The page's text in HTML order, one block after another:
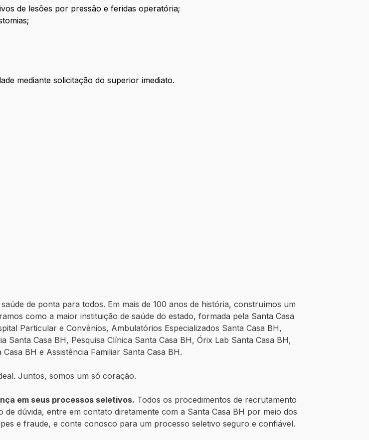
de lesões por pressão e feridas operatória;
mediante solicitação do superior imediato.
de ponta para todos. Em mais de 100 anos de história, construímos um
como a maior instituição de saúde do estado, formada pela Santa Casa
Particular e Convênios, Ambulatórios Especializados Santa Casa BH,
Casa BH, Pesquisa Clínica Santa Casa BH, Órix Lab Santa Casa BH,
BH e Assistência Familiar Santa Casa BH.
Juntos, somos um só coração.
em seus processos seletivos. Todos os procedimentos de recrutamento
de dúvida, entre em contato diretamente com a Santa Casa BH por meio dos
e fraude, e conte conosco para um processo seletivo seguro e confiável.